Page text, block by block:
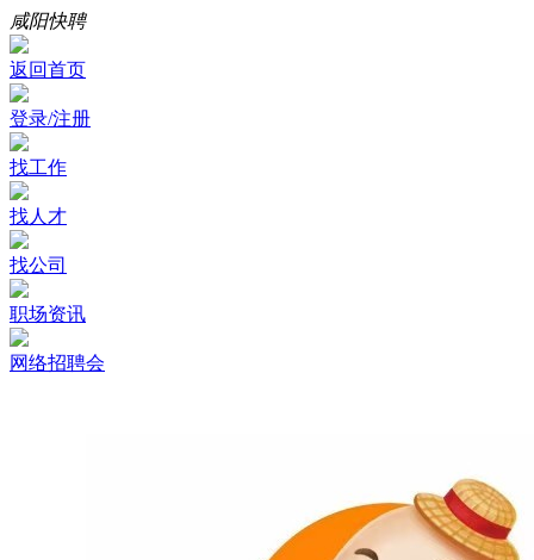
咸阳快聘
返回首页
登录/注册
找工作
找人才
找公司
职场资讯
网络招聘会